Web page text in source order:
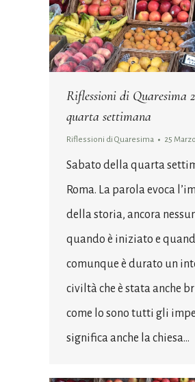
Riflessioni di Quaresima
quarta settimana
Riflessioni di Quaresima 25
Sabato della quarta
Roma. La parola evoca
della storia, ancora
quando è iniziato e
comunque è durato un
civiltà che è stata anche
come lo sono tutti gli
significa anche la chiesa…